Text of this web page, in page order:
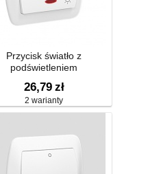
Przycisk światło z
podświetleniem
26,79 zł
2 warianty